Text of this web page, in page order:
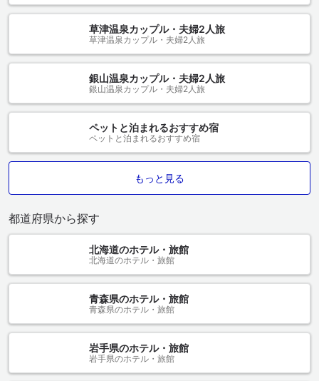
草津温泉カップル・夫婦2人旅
草津温泉カップル・夫婦2人旅
銀山温泉カップル・夫婦2人旅
銀山温泉カップル・夫婦2人旅
ペットと泊まれるおすすめ宿
ペットと泊まれるおすすめ宿
もっと見る
都道府県から探す
北海道のホテル・旅館
北海道のホテル・旅館
青森県のホテル・旅館
青森県のホテル・旅館
岩手県のホテル・旅館
岩手県のホテル・旅館